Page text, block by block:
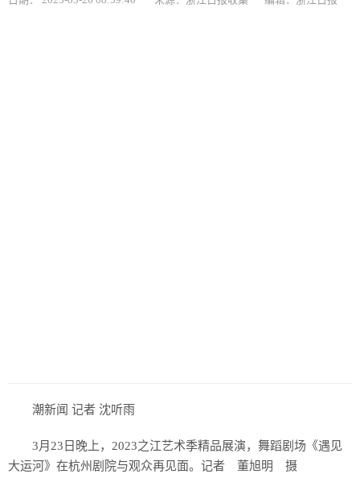
潮新闻 记者 沈听雨
3月23日晚上，2023之江艺术季精品展演，舞蹈剧场《遇见
大运河》在杭州剧院与观众再见面。记者 董旭明 摄